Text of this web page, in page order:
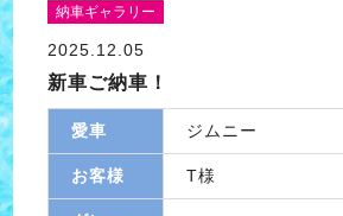
納車ギャラリー
2025.12.05
新車ご納車！
愛車 ジムニー
お客様 T様